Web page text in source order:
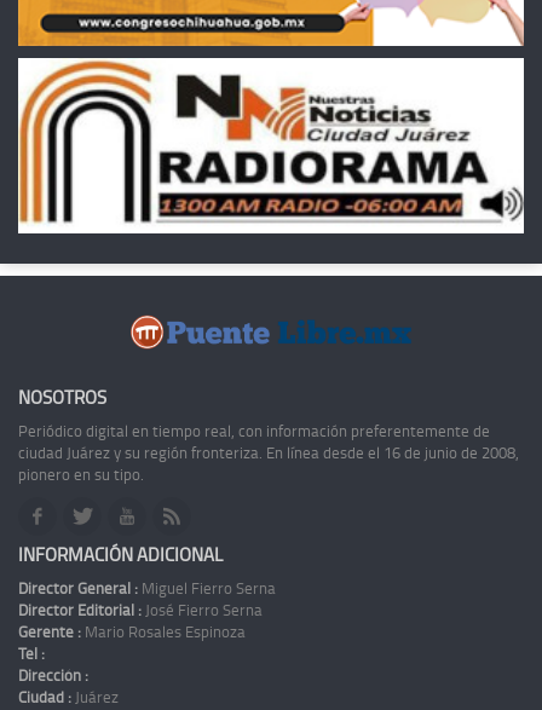
NOSOTROS
Periódico digital en tiempo real, con información preferentemente de
ciudad Juárez y su región fronteriza. En línea desde el 16 de junio de 2008,
pionero en su tipo.
INFORMACIÓN ADICIONAL
Director General : Miguel Fierro Serna
Director Editorial : José Fierro Serna
Gerente : Mario Rosales Espinoza
Tel :
Dirección :
Ciudad : Juárez